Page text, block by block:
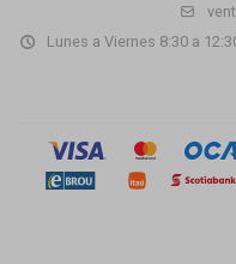
Lunes a Viernes 8:30 a